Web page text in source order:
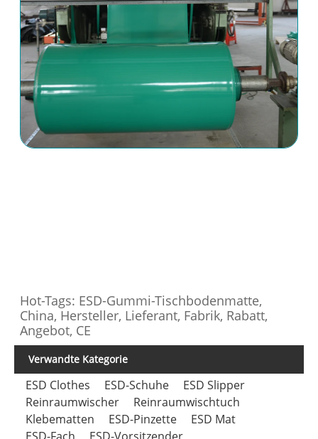
Hot-Tags: ESD-Gummi-Tischbodenmatte,
China, Hersteller, Lieferant, Fabrik, Rabatt,
Angebot, CE
Verwandte Kategorie
ESD Clothes ESD-Schuhe
ESD Slipper
Reinraumwischer
Reinraumwischtuch
Klebematten
ESD-Pinzette
ESD Mat